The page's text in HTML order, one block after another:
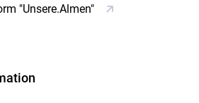
"Unsere.Almen"